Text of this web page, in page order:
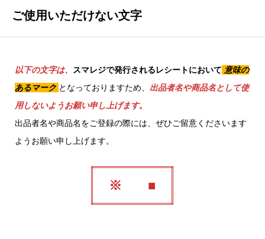
ご使用いただけない文字
以下の文字は、 スマレジで発行されるレシートにおいて 意味の
あるマーク となっておりますため、 出品者名や商品名として使
用しないようお願い申し上げます。
出品者名や商品名をご登録の際には、ぜひご留意くださいます
ようお願い申し上げます。
※ ■